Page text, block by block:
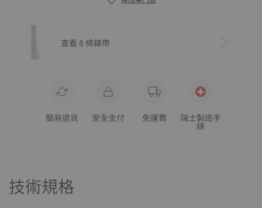
查看 8 條錶帶
簡易退貨 安全支付 免運費 瑞士製造手
錶
技術規格